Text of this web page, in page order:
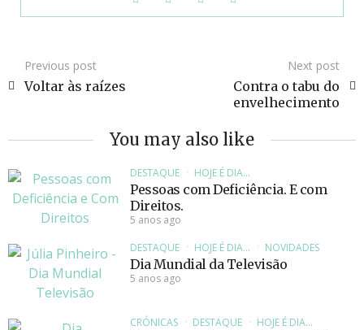
Previous post
Voltar às raízes
Next post
Contra o tabu do
envelhecimento
You may also like
DESTAQUE HOJE É DIA...
Pessoas com Deficiência. E com
Direitos.
5 anos ago
DESTAQUE
HOJE É DIA... NOVIDADES
Dia Mundial da Televisão
5 anos ago
CRÓNICAS DESTAQUE HOJE É DIA...